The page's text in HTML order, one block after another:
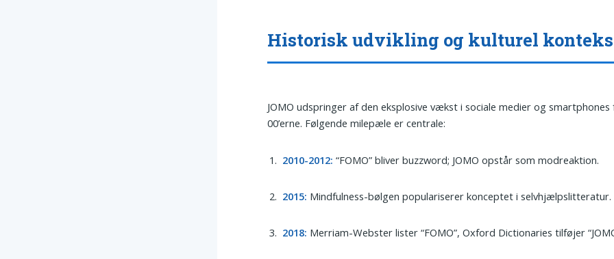
Historisk udvikling og kulturel
JOMO udspringer af den eksplosive vækst i sociale medier og
00’erne. Følgende milepæle er centrale:
2010-2012: “FOMO” bliver buzzword; JOMO opstår som modreaktion.
2015: Mindfulness-bølgen populariserer konceptet i selvhjælpslitteratur.
2018: Merriam-Webster lister “FOMO”, Oxford Dictionaries tilføjer